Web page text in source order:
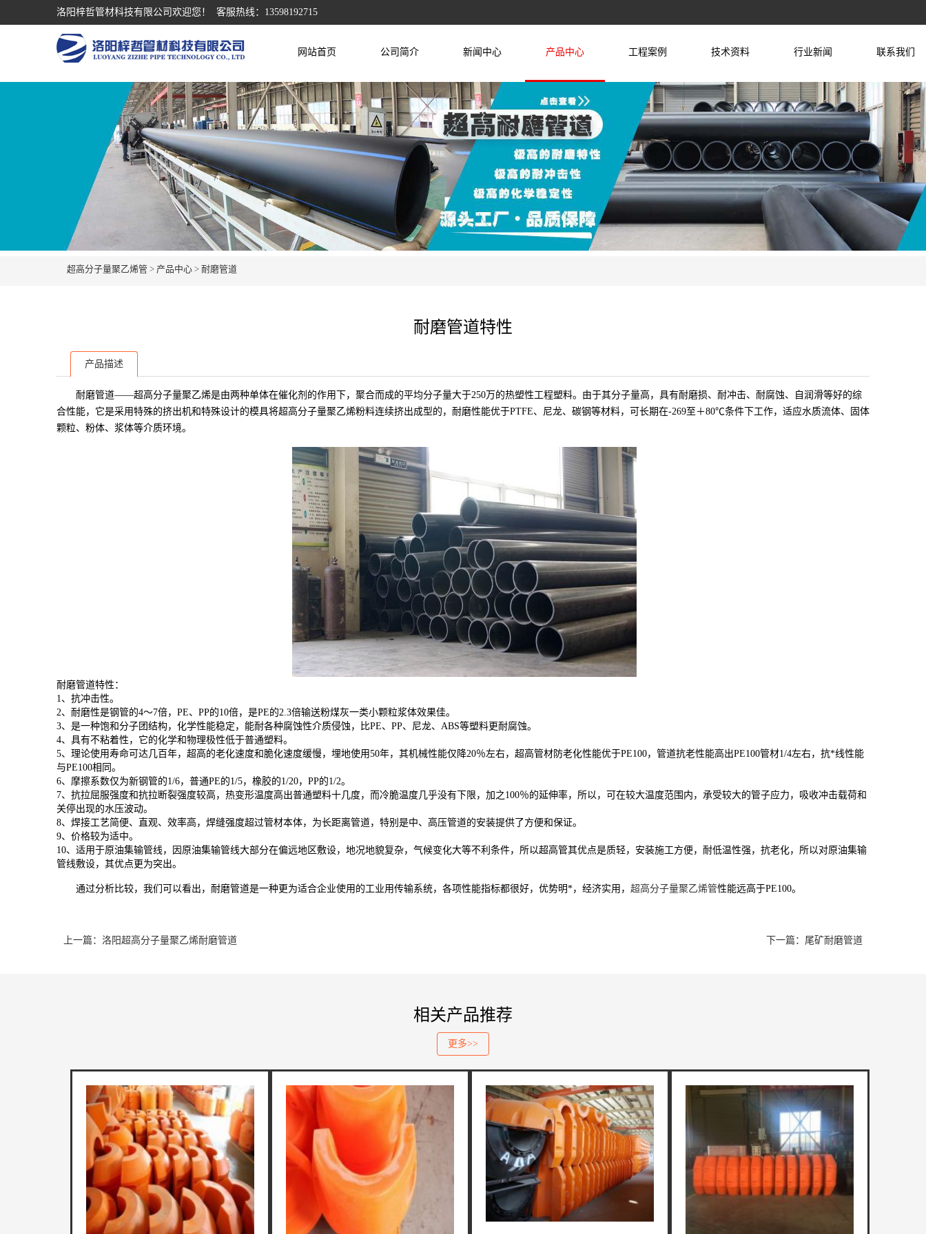
洛阳梓哲管材科技有限公司欢迎您！ 客服热线：13598192715
网站首页 公司简介 新闻中心 产品中心 工程案例 技术资料 行业新闻 联系我们
超高分子量聚乙烯管 > 产品中心 > 耐磨管道
耐磨管道特性
产品描述
耐磨管道——超高分子量聚乙烯是由两种单体在催化剂的作用下，聚合而成的平均分子量大于250万的热塑性工程塑料。由于其分子量高，具有耐磨损、耐冲击、耐腐蚀、自润滑等好的综
合性能，它是采用特殊的挤出机和特殊设计的模具将超高分子量聚乙烯粉料连续挤出成型的，耐磨性能优于PTFE、尼龙、碳钢等材料，可长期在-269至＋80℃条件下工作，适应水质流体、固体
颗粒、粉体、浆体等介质环境。
耐磨管道特性：
1、抗冲击性。
2、耐磨性是钢管的4～7倍，PE、PP的10倍，是PE的2.3倍输送粉煤灰一类小颗粒浆体效果佳。
3、是一种饱和分子团结构，化学性能稳定，能耐各种腐蚀性介质侵蚀，比PE、PP、尼龙、ABS等塑料更耐腐蚀。
4、具有不粘着性，它的化学和物理极性低于普通塑料。
5、理论使用寿命可达几百年，超高的老化速度和脆化速度缓慢，埋地使用50年，其机械性能仅降20％左右，超高管材防老化性能优于PE100，管道抗老性能高出PE100管材1/4左右，抗*线性能
与PE100相同。
6、摩擦系数仅为新钢管的1/6，普通PE的1/5，橡胶的1/20，PP的1/2。
7、抗拉屈服强度和抗拉断裂强度较高，热变形温度高出普通塑料十几度，而冷脆温度几乎没有下限，加之100％的延伸率，所以，可在较大温度范围内，承受较大的管子应力，吸收冲击载荷和
关停出现的水压波动。
8、焊接工艺简便、直观、效率高，焊缝强度超过管材本体，为长距离管道，特别是中、高压管道的安装提供了方便和保证。
9、价格较为适中。
10、适用于原油集输管线，因原油集输管线大部分在偏远地区敷设，地况地貌复杂，气候变化大等不利条件，所以超高管其优点是质轻，安装施工方便，耐低温性强，抗老化，所以对原油集输
管线敷设，其优点更为突出。
通过分析比较，我们可以看出，耐磨管道是一种更为适合企业使用的工业用传输系统，各项性能指标都很好，优势明*，经济实用， 超高分子量聚乙烯管性能远高于PE100。
上一篇：洛阳超高分子量聚乙烯耐磨管道 下一篇：尾矿耐磨管道
相关产品推荐
更多>>